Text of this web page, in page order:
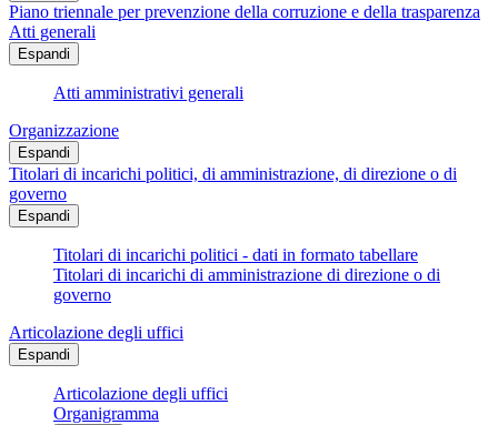
Piano triennale per prevenzione della corruzione e della trasparenza
Atti generali
Espandi
Atti amministrativi generali
Organizzazione
Espandi
Titolari di incarichi politici, di amministrazione, di direzione o di
governo
Espandi
Titolari di incarichi politici - dati in formato tabellare
Titolari di incarichi di amministrazione di direzione o di
governo
Articolazione degli uffici
Espandi
Articolazione degli uffici
Organigramma